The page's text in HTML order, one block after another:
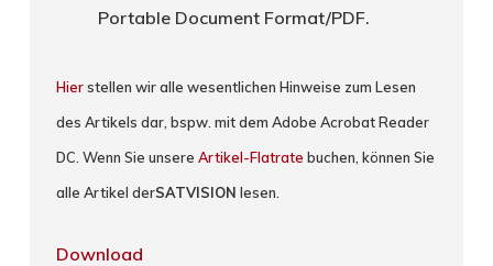
Portable Document Format/PDF.
Hierstellen wir alle wesentlichen Hinweise zum Lesen
des Artikels dar, bspw. mit dem Adobe Acrobat Reader
DC. Wenn Sie unsereArtikel-Flatrate buchen, können Sie
alle Artikel derSATVISION lesen.
Download